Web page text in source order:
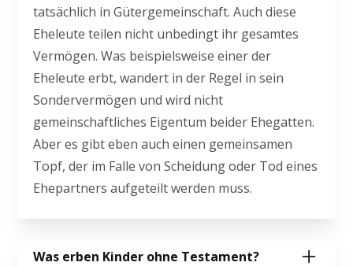
tatsächlich in Gütergemeinschaft. Auch diese
Eheleute teilen nicht unbedingt ihr gesamtes
Vermögen. Was beispielsweise einer der
Eheleute erbt, wandert in der Regel in sein
Sondervermögen und wird nicht
gemeinschaftliches Eigentum beider Ehegatten.
Aber es gibt eben auch einen gemeinsamen
Topf, der im Falle von Scheidung oder Tod eines
Ehepartners aufgeteilt werden muss.
Was erben Kinder ohne Testament?